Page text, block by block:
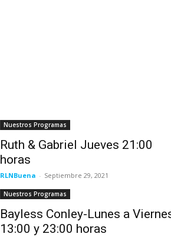
Nuestros Programas
Ruth & Gabriel Jueves 21:00
horas
RLNBuena - Septiembre 29, 2021
Nuestros Programas
Bayless Conley-Lunes a
13:00 y 23:00 horas